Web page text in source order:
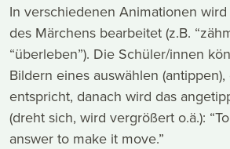
In verschiedenen Animationen
des Märchens bearbeitet (z.B.
“überleben”). Die Schüler/innen
Bildern eines auswählen
entspricht, danach wird das
(dreht sich, wird vergrößert o.ä.):
answer to make it move.”